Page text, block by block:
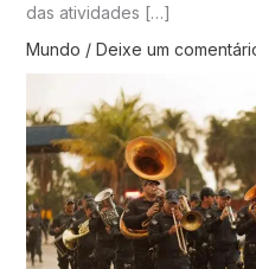
das atividades […]
Mundo / Deixe um